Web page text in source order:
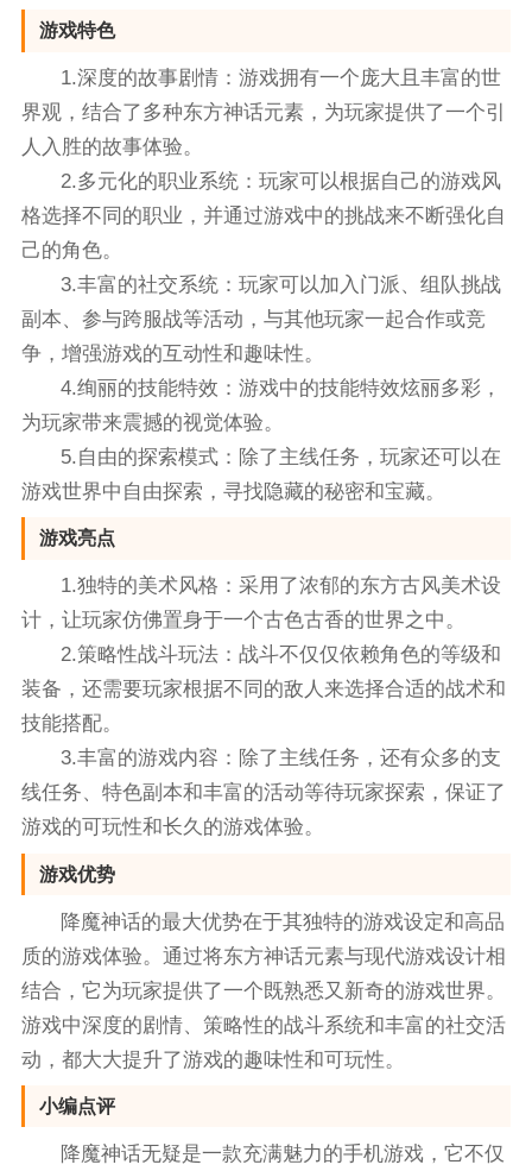
游戏特色
1.深度的故事剧情：游戏拥有一个庞大且丰富的世
界观，结合了多种东方神话元素，为玩家提供了一个引
人入胜的故事体验。
2.多元化的职业系统：玩家可以根据自己的游戏风
格选择不同的职业，并通过游戏中的挑战来不断强化自
己的角色。
3.丰富的社交系统：玩家可以加入门派、组队挑战
副本、参与跨服战等活动，与其他玩家一起合作或竞
争，增强游戏的互动性和趣味性。
4.绚丽的技能特效：游戏中的技能特效炫丽多彩，
为玩家带来震撼的视觉体验。
5.自由的探索模式：除了主线任务，玩家还可以在
游戏世界中自由探索，寻找隐藏的秘密和宝藏。
游戏亮点
1.独特的美术风格：采用了浓郁的东方古风美术设
计，让玩家仿佛置身于一个古色古香的世界之中。
2.策略性战斗玩法：战斗不仅仅依赖角色的等级和
装备，还需要玩家根据不同的敌人来选择合适的战术和
技能搭配。
3.丰富的游戏内容：除了主线任务，还有众多的支
线任务、特色副本和丰富的活动等待玩家探索，保证了
游戏的可玩性和长久的游戏体验。
游戏优势
降魔神话的最大优势在于其独特的游戏设定和高品
质的游戏体验。通过将东方神话元素与现代游戏设计相
结合，它为玩家提供了一个既熟悉又新奇的游戏世界。
游戏中深度的剧情、策略性的战斗系统和丰富的社交活
动，都大大提升了游戏的趣味性和可玩性。
小编点评
降魔神话无疑是一款充满魅力的手机游戏，它不仅